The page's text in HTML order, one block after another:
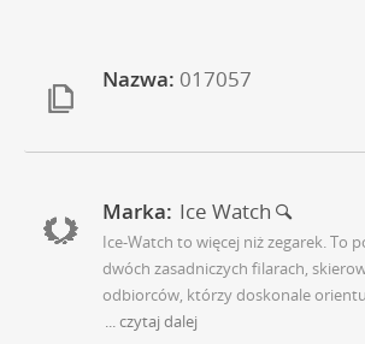
Nazwa: 017057
Marka: Ice Watch
Ice-Watch to więcej niż zegarek. To
dwóch zasadniczych filarach,
odbiorców, którzy doskonale
... czytaj dalej